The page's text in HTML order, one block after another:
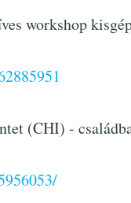
workshop
(CHI) -